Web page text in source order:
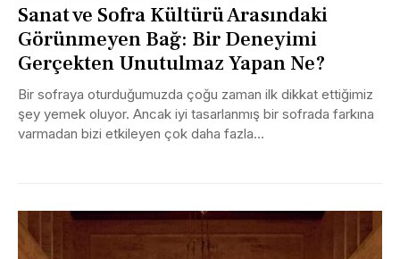
Sanat ve Sofra Kültürü Arasındaki
Görünmeyen Bağ: Bir Deneyimi
Gerçekten Unutulmaz Yapan Ne?
Bir sofraya oturduğumuzda çoğu zaman ilk dikkat ettiğimiz
şey yemek oluyor. Ancak iyi tasarlanmış bir sofrada farkına
varmadan bizi etkileyen çok daha fazla...